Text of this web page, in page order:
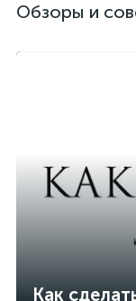
Обзоры и
Как